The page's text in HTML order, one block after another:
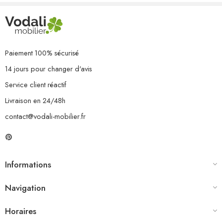
Paiement 100% sécurisé
14 jours pour changer d'avis
Service client réactif
Livraison en 24/48h
contact@vodali-mobilier.fr
Informations
Navigation
Horaires